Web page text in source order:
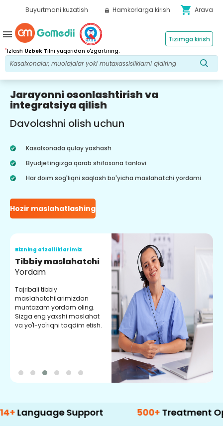
Buyurtmani kuzatish Hamkorlarga kirish shopping_cart Arava
*Izlash Uzbek Tilni yuqoridan o'zgartiring.
Tizimga kirish
menu
Jarayonni osonlashtirish va
integratsiya qilish
Davolashni olish uchun
Kasalxonada qulay yashash
Byudjetingizga qarab shifoxona tanlovi
Har doim sog'liqni saqlash bo'yicha maslahatchi yordami
Hozir maslahatlashing
Bizning afzalliklarimiz
Tibbiy maslahatchi
Yordam
Tajribali tibbiy
maslahatchilarimizdan
muntazam yordam oling.
Sizga eng yaxshi maslahat
va yo'l-yo'riqni taqdim etish.
Support 500+ Treatment Options